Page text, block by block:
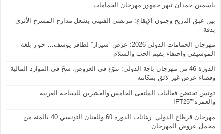
ياسمين حمدان تبهر جمهور مهرجان الحمامات
بين عبق التاريخ وجنون الإيقاع: مرتضى الفتيتي يشعل مدارج المسرح الأثري
بدقة
مهرجان الحمامات الدولي 2026: عرض “شيراز” لظافر يوسف… حوار بلغة
الموسيقى واحتفاء بقيم الحب والسلام
الدورة 46 من مهرجان باجة الدولي: تنوّع في العروض، شحّ في الموارد المالية
وفضاء عرض غير لائق بمكانته
تونس تحتضن فعاليات الملتقى الخامس والعشرين للسياحة العربية
والعمرة”IFT25″
مهرجان قرطاج الدولي: رهانات الدورة 60 وللفنان التونسي 40 بالمئة من
مجمل عروض المهرجان